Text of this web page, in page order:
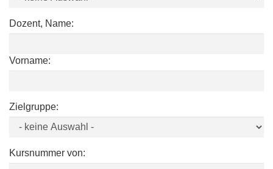
Dozent, Name:
Vorname:
Zielgruppe:
Kursnummer von: